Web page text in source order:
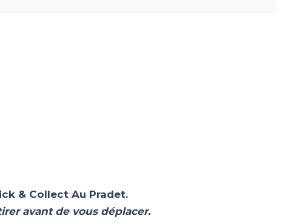
& Collect Au Pradet.
avant de vous déplacer.